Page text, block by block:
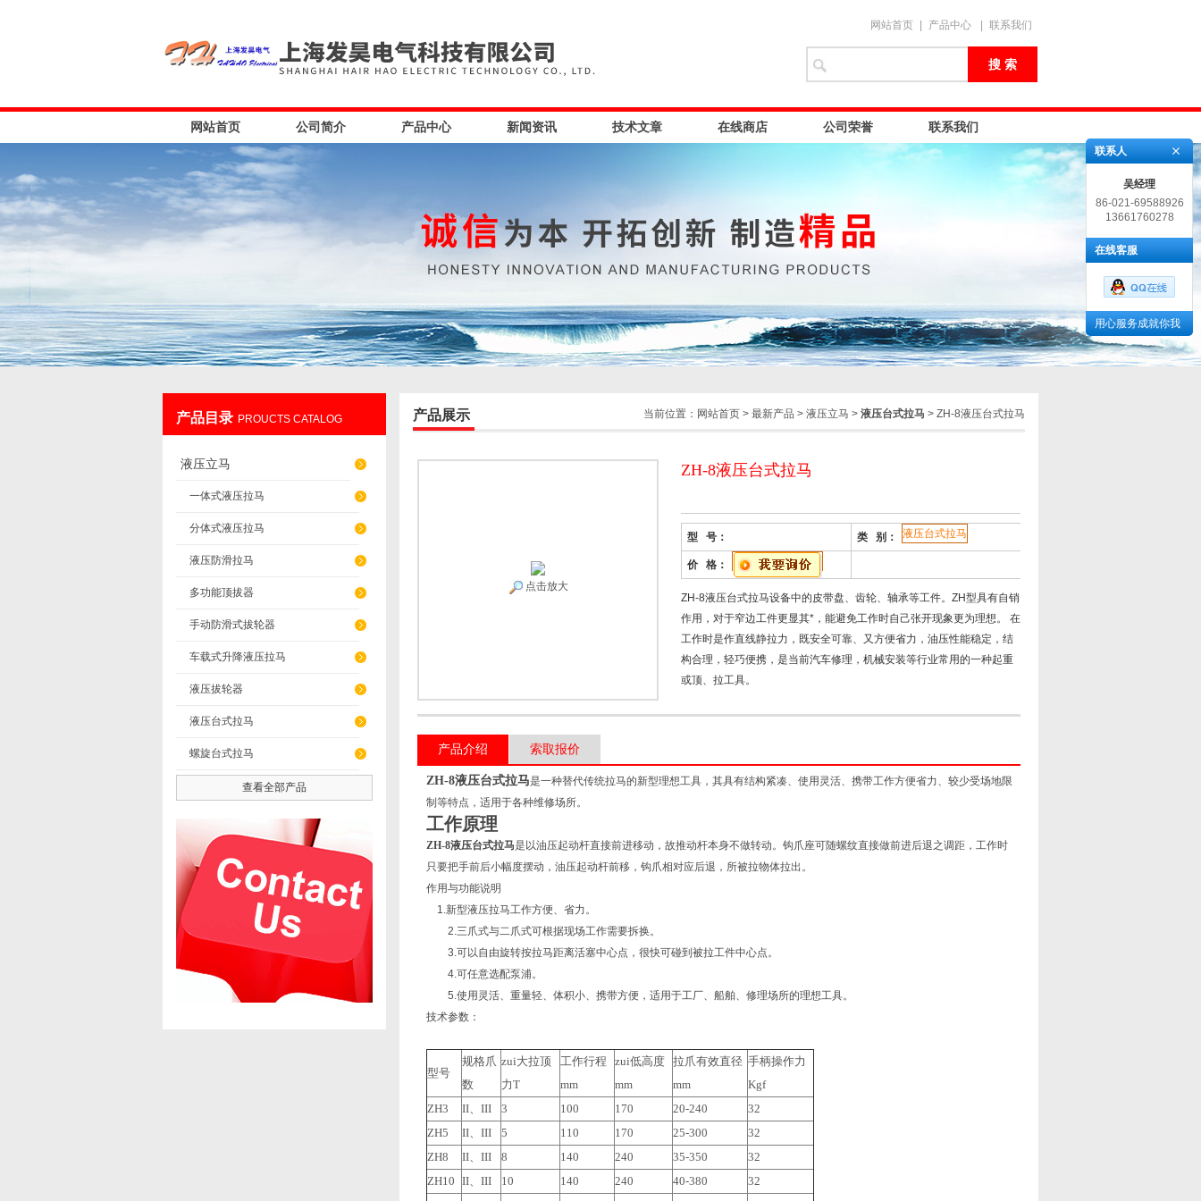
网站首页 产品中心 联系我们
网站首页 公司简介 产品中心 新闻资讯 技术文章 在线商店 公司荣誉 联系我们
产品目录 PROUCTS CATALOG
液压立马
一体式液压拉马
分体式液压拉马
液压防滑拉马
多功能顶拔器
手动防滑式拔轮器
车载式升降液压拉马
液压拔轮器
液压台式拉马
螺旋台式拉马
查看全部产品
当前位置： 网站首页 > 最新产品 > 液压立马 > 液压台式拉马 > ZH-8液压台式拉马
产品展示
ZH-8液压台式拉马
型 号： 类 别： 液压台式拉马
价 格：
ZH-8液压台式拉马设备中的皮带盘、齿轮、轴承等工件。ZH型具有自销
作用，对于窄边工件更显其*，能避免工作时自己张开现象更为理想。 在
工作时是作直线静拉力，既安全可靠、又方便省力，油压性能稳定，结
构合理，轻巧便携，是当前汽车修理，机械安装等行业常用的一种起重
或顶、拉工具。
点击放大
产品介绍 索取报价
ZH-8液压台式拉马是一种替代传统拉马的新型理想工具，其具有结构紧凑、使用灵活、携带工作方便省力、较少受场地限
制等特点，适用于各种维修场所。
工作原理
ZH-8液压台式拉马是以油压起动杆直接前进移动，故推动杆本身不做转动。钩爪座可随螺纹直接做前进后退之调距，工作时
只要把手前后小幅度摆动，油压起动杆前移，钩爪相对应后退，所被拉物体拉出。
作用与功能说明
1.新型液压拉马工作方便、省力。
2.三爪式与二爪式可根据现场工作需要拆换。
3.可以自由旋转按拉马距离活塞中心点，很快可碰到被拉工件中心点。
4.可任意选配泵浦。
5.使用灵活、重量轻、体积小、携带方便，适用于工厂、船舶、修理场所的理想工具。
技术参数：
型号
规格爪
数
zui大拉顶
力T
工作行程
mm
zui低高度
mm
拉爪有效直径
mm
手柄操作力
Kgf
ZH3
II、III 3 100 170 20-240
32
ZH5
II、III 5 110 170 25-300
32
ZH8
II、III 8 140 240 35-350
32
ZH10 II、III 10 140 240 40-380
32
联系人
吴经理
86-021-69588926
13661760278
在线客服
用心服务成就你我